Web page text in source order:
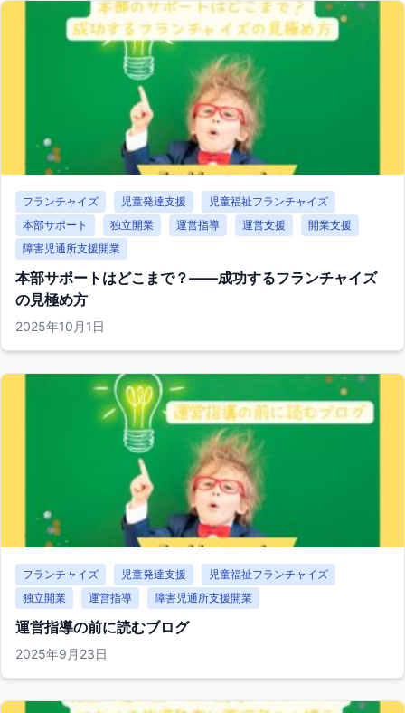
フランチャイズ 児童発達支援
児童福祉フランチャイズ
本部サポート
独立開業 運営指導 運営支援
開業支援
障害児通所支援開業
本部サポートはどこまで？――成功するフランチャイズ
の見極め方
2025年10月1日
フランチャイズ 児童発達支援
児童福祉フランチャイズ
独立開業
運営指導 障害児通所支援開業
運営指導の前に読むブログ
2025年9月23日